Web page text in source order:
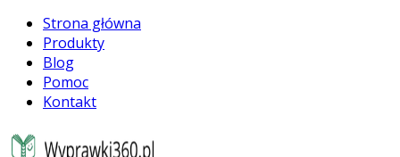
Strona główna
Produkty
Blog
Pomoc
Kontakt